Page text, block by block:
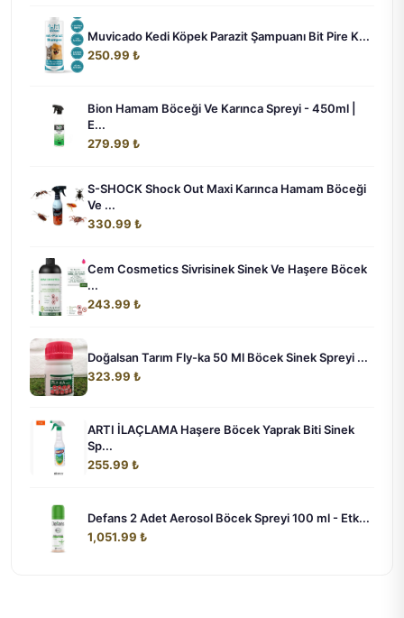
Muvicado Kedi Köpek Parazit Şampuanı Bit Pire K...
250.99 ₺
Bion Hamam Böceği Ve Karınca Spreyi - 450ml |
E...
279.99 ₺
S-SHOCK Shock Out Maxi Karınca Hamam Böceği
Ve ...
330.99 ₺
Cem Cosmetics Sivrisinek Sinek Ve Haşere Böcek
...
243.99 ₺
Doğalsan Tarım Fly-ka 50 Ml Böcek Sinek Spreyi ...
323.99 ₺
ARTI İLAÇLAMA Haşere Böcek Yaprak Biti Sinek
Sp...
255.99 ₺
Defans 2 Adet Aerosol Böcek Spreyi 100 ml - Etk...
1,051.99 ₺